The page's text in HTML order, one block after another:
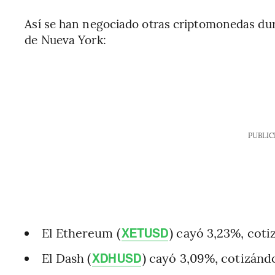
Así se han negociado otras criptomonedas
de Nueva York:
El Ethereum (XETUSD) cayó 3,23%,
El Dash (XDHUSD) cayó 3,09%,